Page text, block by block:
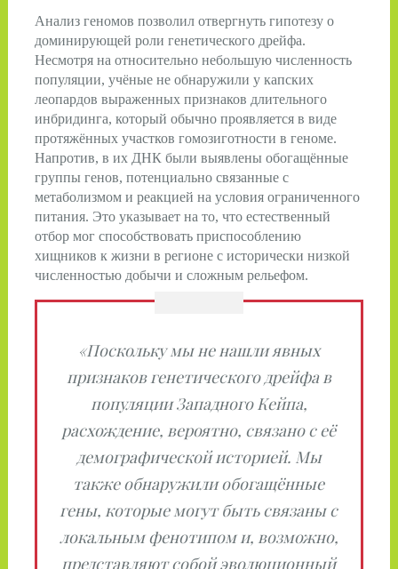
Анализ геномов позволил отвергнуть гипотезу о
доминирующей роли генетического дрейфа.
Несмотря на относительно небольшую численность
популяции, учёные не обнаружили у капских
леопардов выраженных признаков длительного
инбридинга, который обычно проявляется в виде
протяжённых участков гомозиготности в геноме.
Напротив, в их ДНК были выявлены обогащённые
группы генов, потенциально связанные с
метаболизмом и реакцией на условия ограниченного
питания. Это указывает на то, что естественный
отбор мог способствовать приспособлению
хищников к жизни в регионе с исторически низкой
численностью добычи и сложным рельефом.
«Поскольку мы не нашли явных
признаков генетического дрейфа в
популяции Западного Кейпа,
расхождение, вероятно, связано с её
демографической историей. Мы
также обнаружили обогащённые
гены, которые могут быть связаны с
локальным фенотипом и, возможно,
представляют собой эволюционный